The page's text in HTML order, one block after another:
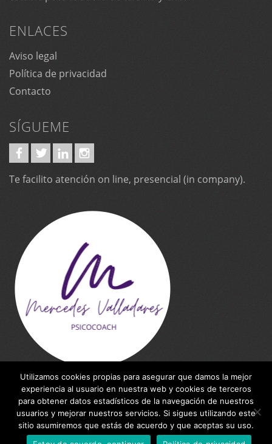
ENLACES
Aviso legal
Política de privacidad
Contacto
SÍGUEME
Te facilito atención on line, presencial (in company).
WebSite made byInteleking NETfor Mercedes
Valladares
Utilizamos cookies propias para asegurar que damos la mejor
experiencia al usuario en nuestra web y cookies de terceros
para obtener datos estadísticos de la navegación de nuestros
usuarios y mejorar nuestros servicios. Si sigues utilizando este
sitio asumiremos que estás de acuerdo y que aceptas su uso.